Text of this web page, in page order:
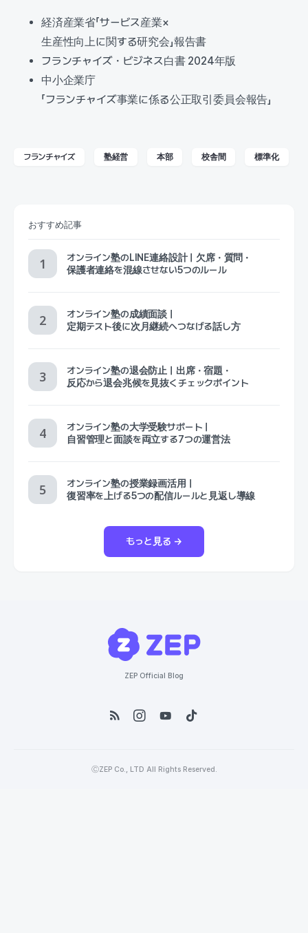
経済産業省「サービス産業×
生産性向上に関する研究会」報告書
フランチャイズ・ビジネス白書 2024年版
中小企業庁
「フランチャイズ事業に係る公正取引委員会報告」
フランチャイズ 塾経営 本部 校舎間 標準化
おすすめ記事
オンライン塾のLINE連絡設計｜欠席・質問・
保護者連絡を混線させない5つのルール
オンライン塾の成績面談｜
定期テスト後に次月継続へつなげる話し方
オンライン塾の退会防止｜出席・宿題・
反応から退会兆候を見抜くチェックポイント
オンライン塾の大学受験サポート｜
自習管理と面談を両立する7つの運営法
オンライン塾の授業録画活用｜
復習率を上げる5つの配信ルールと見返し導線
もっと見る →
ZEP Official Blog
ⒸZEP Co., LTD All Rights Reserved.